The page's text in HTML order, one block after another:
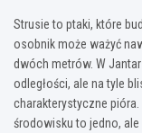
Strusie to ptaki, które
osobnik może ważyć
dwóch metrów. W
odległości, ale na tyle
charakterystyczne
środowisku to jedno,